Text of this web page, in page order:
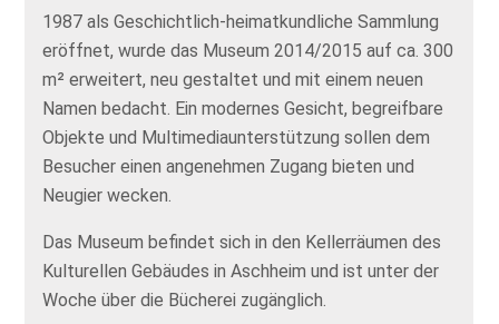
1987 als Geschichtlich-heimatkundliche Sammlung
eröffnet, wurde das Museum 2014/2015 auf ca. 300
m² erweitert, neu gestaltet und mit einem neuen
Namen bedacht. Ein modernes Gesicht, begreifbare
Objekte und Multimediaunterstützung sollen dem
Besucher einen angenehmen Zugang bieten und
Neugier wecken.
Das Museum befindet sich in den Kellerräumen des
Kulturellen Gebäudes in Aschheim und ist unter der
Woche über die Bücherei zugänglich.